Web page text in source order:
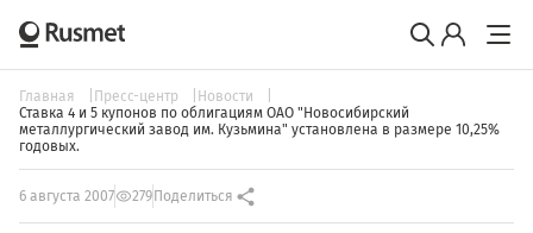
Главная Пресс-центр
Новости
Ставка 4 и 5 купонов по облигациям ОАО "Новосибирский
металлургический завод им. Кузьмина" установлена в размере 10,25%
годовых.
6 августа 2007 279 Поделиться